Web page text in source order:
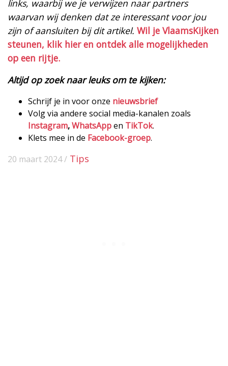
links, waarbij we je verwijzen naar partners
waarvan wij denken dat ze interessant voor jou
zijn of aansluiten bij dit artikel. Wil je VlaamsKijken
steunen, klik hier en ontdek alle mogelijkheden
op een rijtje.
Altijd op zoek naar leuks om te kijken:
Schrijf je in voor onze nieuwsbrief
Volg via andere social media-kanalen zoals
Instagram,WhatsAppen TikTok.
Klets mee in de Facebook-groep.
20 maart 2024 / Tips